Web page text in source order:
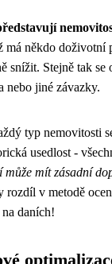
má někdo doživotní
snížit. Stejně tak se
nebo jiné závazky.
typ nemovitosti
usedlost -
mít zásadní
rozdíl v metodě
daních!